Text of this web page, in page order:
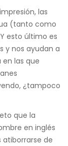
las
(tanto como
esto último es
y nos ayudan a
las que
¿tampoco
que la
en inglés
atiborrarse de